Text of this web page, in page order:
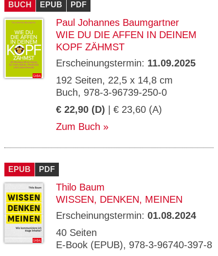
BUCH EPUB PDF
Paul Johannes Baumgartner
WIE DU DIE AFFEN IN DEINEM
KOPF ZÄHMST
Erscheinungstermin: 11.09.2025
192 Seiten, 22,5 x 14,8 cm
Buch, 978-3-96739-250-0
€ 22,90 (D) | € 23,60 (A)
Zum Buch
EPUB PDF
Thilo Baum
WISSEN, DENKEN, MEINEN
Erscheinungstermin: 01.08.2024
40 Seiten
E-Book (EPUB), 978-3-96740-397-8